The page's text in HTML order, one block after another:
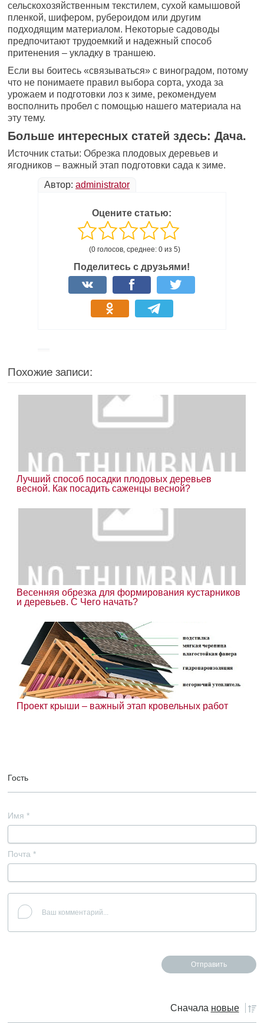
сельскохозяйственным текстилем, сухой камышовой
пленкой, шифером, рубероидом или другим
подходящим материалом. Некоторые садоводы
предпочитают трудоемкий и надежный способ
притенения – укладку в траншею.
Если вы боитесь «связываться» с виноградом, потому
что не понимаете правил выбора сорта, ухода за
урожаем и подготовки лоз к зиме, рекомендуем
восполнить пробел с помощью нашего материала на
эту тему.
Больше интересных статей здесь: Дача.
Источник статьи: Обрезка плодовых деревьев и
ягодников – важный этап подготовки сада к зиме.
Автор: administrator
Оцените статью:
(0 голосов, среднее: 0 из 5)
Поделитесь с друзьями!
Похожие записи:
Лучший способ посадки плодовых деревьев
весной. Как посадить саженцы весной?
Весенняя обрезка для формирования кустарников
и деревьев. С Чего начать?
Проект крыши – важный этап кровельных работ
Гость
Имя *
Почта *
Сначала новые